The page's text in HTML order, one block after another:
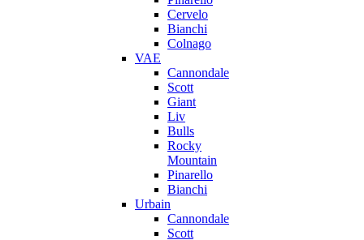
Cervelo
Bianchi
Colnago
VAE
Cannondale
Scott
Giant
Liv
Bulls
Rocky
Mountain
Pinarello
Bianchi
Urbain
Cannondale
Scott